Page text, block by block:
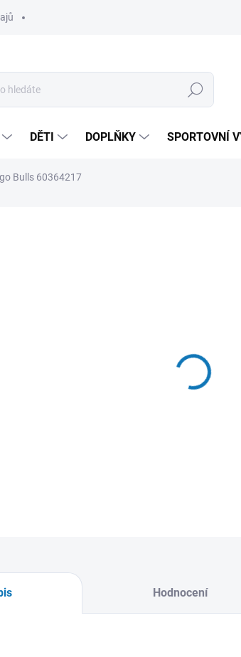
Hledat
DĚTI DOPLŇKY SPORTOVNÍ
Bulls 60364217
Hodnocení